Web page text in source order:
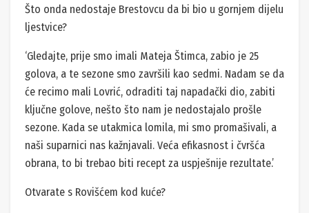
Što onda nedostaje Brestovcu da bi bio u gornjem dijelu
ljestvice?
‘Gledajte, prije smo imali Mateja Štimca, zabio je 25
golova, a te sezone smo završili kao sedmi. Nadam se da
će recimo mali Lovrić, odraditi taj napadački dio, zabiti
ključne golove, nešto što nam je nedostajalo prošle
sezone. Kada se utakmica lomila, mi smo promašivali, a
naši suparnici nas kažnjavali. Veća efikasnost i čvršća
obrana, to bi trebao biti recept za uspješnije rezultate.’
Otvarate s Rovišćem kod kuće?